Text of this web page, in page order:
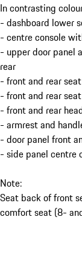
In contrasting
- dashboard lower
- centre console
- upper door panel
rear
- front and rear
- front and rear
- front and rear
- armrest and
- door panel front
- side panel centre
Note:
Seat back of front
comfort seat (8-